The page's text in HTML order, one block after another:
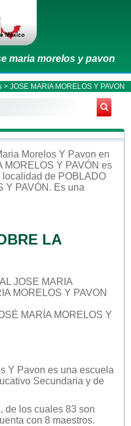
maria morelos y pavon
> JOSE MARIA MORELOS Y PAVON
Morelos Y Pavon en
MORELOS Y PAVÓN es
localidad de POBLADO
Y PAVÓN . Es una
LA
JOSE MARIA
MORELOS Y PAVON
MARÍA MORELOS Y
Y Pavon es una escuela
Secundaria y de
de los cuales 83 son
con 8 maestros.